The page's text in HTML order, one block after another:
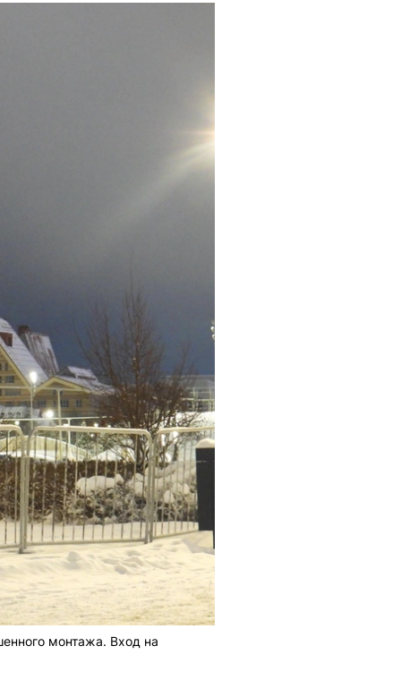
монтажа. Вход на